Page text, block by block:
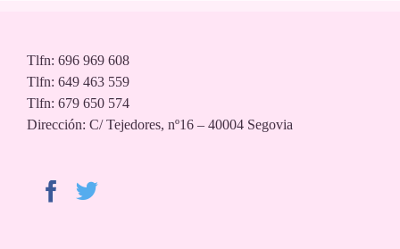
Tlfn: 696 969 608
Tlfn: 649 463 559
Tlfn: 679 650 574
Dirección: C/ Tejedores, nº16 – 40004 Segovia